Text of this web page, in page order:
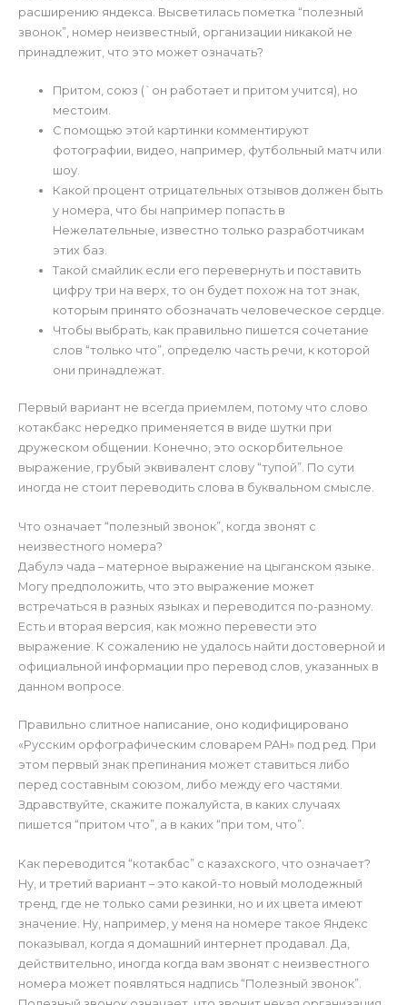
расширению яндекса. Высветилась пометка “полезный
звонок”, номер неизвестный, организации никакой не
принадлежит, что это может означать?
Притом, союз (`он работает и притом учится), но
местоим.
С помощью этой картинки комментируют
фотографии, видео, например, футбольный матч или
шоу.
Какой процент отрицательных отзывов должен быть
у номера, что бы например попасть в
Нежелательные, известно только разработчикам
этих баз.
Такой смайлик если его перевернуть и поставить
цифру три на верх, то он будет похож на тот знак,
которым принято обозначать человеческое сердце.
Чтобы выбрать, как правильно пишется сочетание
слов “только что”, определю часть речи, к которой
они принадлежат.
Первый вариант не всегда приемлем, потому что слово
котакбакс нередко применяется в виде шутки при
дружеском общении. Конечно, это оскорбительное
выражение, грубый эквивалент слову “тупой”. По сути
иногда не стоит переводить слова в буквальном смысле.
Что означает “полезный звонок”, когда звонят с
неизвестного номера?
Дабулэ чада – матерное выражение на цыганском языке.
Могу предположить, что это выражение может
встречаться в разных языках и переводится по-разному.
Есть и вторая версия, как можно перевести это
выражение. К сожалению не удалось найти достоверной и
официальной информации про перевод слов, указанных в
данном вопросе.
Правильно слитное написание, оно кодифицировано
«Русским орфографическим словарем РАН» под ред. При
этом первый знак препинания может ставиться либо
перед составным союзом, либо между его частями.
Здравствуйте, скажите пожалуйста, в каких случаях
пишется “притом что”, а в каких “при том, что”.
Как переводится “котакбас” с казахского, что означает?
Ну, и третий вариант – это какой-то новый молодежный
тренд, где не только сами резинки, но и их цвета имеют
значение. Ну, например, у меня на номере такое Яндекс
показывал, когда я домашний интернет продавал. Да,
действительно, иногда когда вам звонят с неизвестного
номера может появляться надпись “Полезный звонок”.